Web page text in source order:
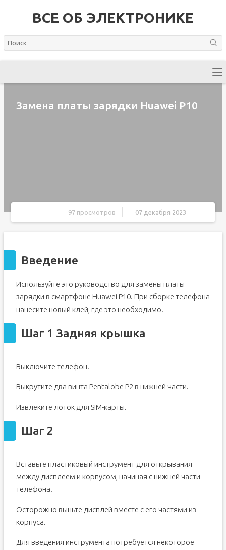
ВСЕ ОБ ЭЛЕКТРОНИКЕ
Замена платы зарядки Huawei P10
97 просмотров 07 декабря 2023
Введение
Используйте это руководство для замены платы
зарядки в смартфоне Huawei P10. При сборке телефона
нанесите новый клей, где это необходимо.
Шаг 1 Задняя крышка
Выключите телефон.
Выкрутите два винта Pentalobe P2 в нижней части.
Извлеките лоток для SIM-карты.
Шаг 2
Вставьте пластиковый инструмент для открывания
между дисплеем и корпусом, начиная с нижней части
телефона.
Осторожно выньте дисплей вместе с его частями из
корпуса.
Для введения инструмента потребуется некоторое